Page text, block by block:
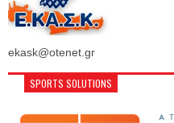
ekask@otenet.gr
SPORTS SOLUTIONS